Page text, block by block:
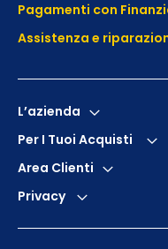
Pagamenti con
Assistenza e
L’azienda
Per I Tuoi Acquisti
Area Clienti
Privacy